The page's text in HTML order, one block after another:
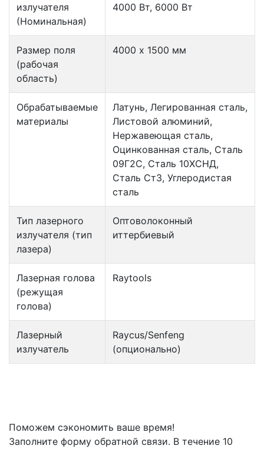
излучателя
(Номинальная)
4000 Вт, 6000 Вт
Размер поля
(рабочая
область)
4000 х 1500 мм
Обрабатываемые
материалы
Латунь, Легированная сталь,
Листовой алюминий,
Нержавеющая сталь,
Оцинкованная сталь, Сталь
09Г2С, Сталь 10ХСНД,
Сталь Ст3, Углеродистая
сталь
Тип лазерного
излучателя (тип
лазера)
Оптоволоконный
иттербиевый
Лазерная голова
(режущая
голова)
Raytools
Лазерный
излучатель
Raycus/Senfeng
(опционально)
Поможем сэкономить ваше время!
Заполните форму обратной связи. В течение 10